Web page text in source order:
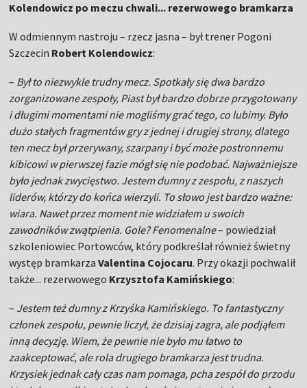
Kolendowicz po meczu chwali... rezerwowego bramkarza
W odmiennym nastroju – rzecz jasna – był trener Pogoni
Szczecin Robert Kolendowicz:
– Był to niezwykle trudny mecz. Spotkały się dwa bardzo
zorganizowane zespoły, Piast był bardzo dobrze przygotowany
i długimi momentami nie mogliśmy grać tego, co lubimy. Było
dużo stałych fragmentów gry z jednej i drugiej strony, dlatego
ten mecz był przerywany, szarpany i być może postronnemu
kibicowi w pierwszej fazie mógł się nie podobać. Najważniejsze
było jednak zwycięstwo. Jestem dumny z zespołu, z naszych
liderów, którzy do końca wierzyli. To słowo jest bardzo ważne:
wiara. Nawet przez moment nie widziałem u swoich
zawodników zwątpienia. Gole? Fenomenalne– powiedział
szkoleniowiec Portowców, który podkreślał również świetny
występ bramkarzaValentina Cojocaru. Przy okazji pochwalił
także... rezerwowego Krzysztofa Kamińskiego:
– Jestem też dumny z Krzyśka Kamińskiego. To fantastyczny
członek zespołu, pewnie liczył, że dzisiaj zagra, ale podjąłem
inną decyzję. Wiem, że pewnie nie było mu łatwo to
zaakceptować, ale rola drugiego bramkarza jest trudna.
Krzysiek jednak cały czas nam pomaga, pcha zespół do przodu